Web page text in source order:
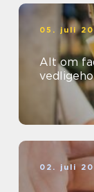
05. juli
Alt om
02. juli